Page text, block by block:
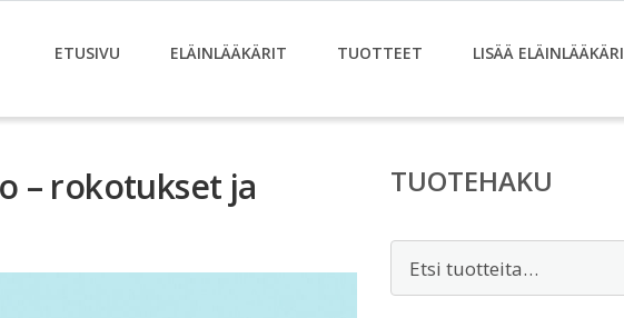
ETUSIVU ELÄINLÄÄKÄRIT TUOTTEET LISÄÄ ELÄINLÄÄKÄRI
– rokotukset ja
TUOTEHAKU